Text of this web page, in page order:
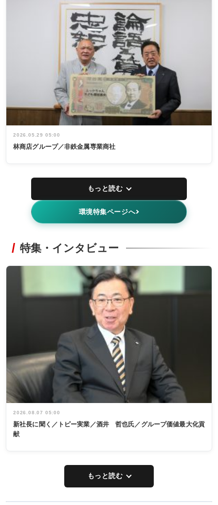
2026.05.29 05:00
林商店グループ／非鉄金属専業商社
もっと読む
環境特集ページへ
特集・インタビュー
2026.08.07 05:00
新社長に聞く／トピー実業／酒井 哲也氏／グループ価値最大化貢
献
もっと読む